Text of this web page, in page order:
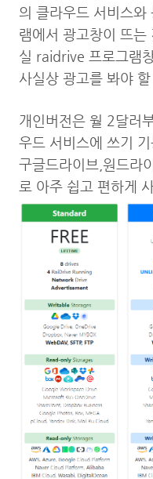
의 클라우드 서비스와
램에서 광고창이 뜨는
실 raidrive 프로그램
사실상 광고를 봐야
개인버전은 월 2달러
우드 서비스에 쓰기
구글드라이브,원드라
로 아주 쉽고 편하게